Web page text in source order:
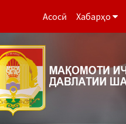
Асосӣ Хабарҳо